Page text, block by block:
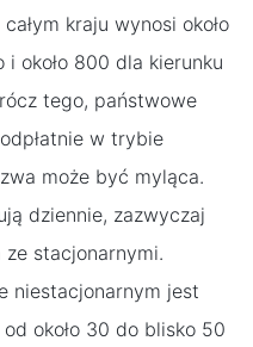
kraju wynosi około
około 800 dla kierunku
tego, państwowe
w trybie
może być myląca.
dziennie, zazwyczaj
ze stacjonarnymi.
niestacjonarnym jest
od około 30 do blisko 50